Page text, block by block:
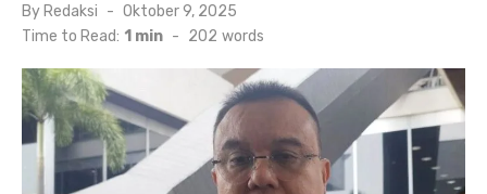
By Redaksi
Posted
on
Oktober 9, 2025
Time to Read: 1 min - 202 words